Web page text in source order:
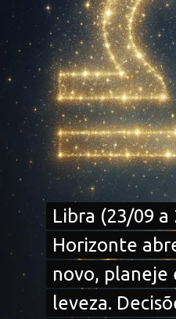
Libra (23/09 a
Horizonte
novo, planeje
leveza.
Libra (23/09 a
Horizonte
novo, planeje
leveza.